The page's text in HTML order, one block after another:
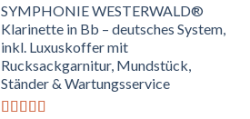
SYMPHONIE WESTERWALD®
Klarinette in Bb – deutsches System,
inkl. Luxuskoffer mit
Rucksackgarnitur, Mundstück,
Ständer & Wartungsservice